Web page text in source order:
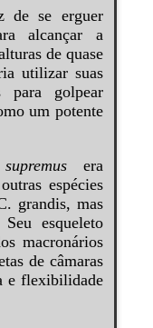
de se erguer
alcançar a
de quase
utilizar suas
para golpear
um potente
era
espécies
grandis, mas
esqueleto
macronários
de câmaras
e flexibilidade